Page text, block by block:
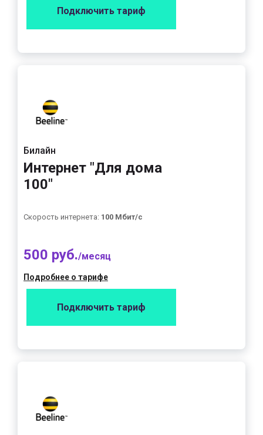
Подключить тариф
Билайн
Интернет "Для дома
100"
Скорость интернета: 100 Мбит/с
500 руб./месяц
Подробнее о тарифе
Подключить тариф